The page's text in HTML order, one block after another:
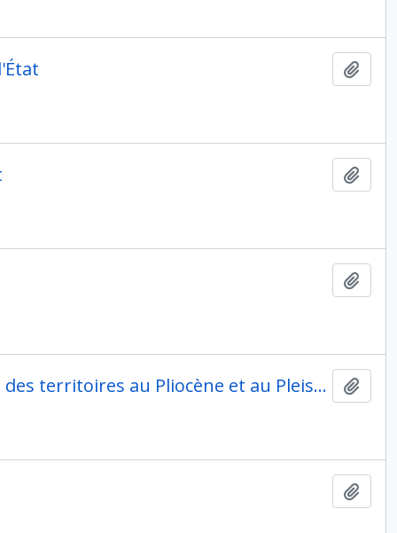
Eva David. Anthropologie des techniques, des espaces et des territoires au Pliocène et au Pleistocène